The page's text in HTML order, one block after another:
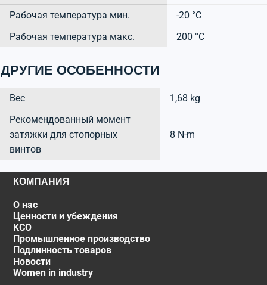
Рабочая температура мин.
-20 °C
Рабочая температура макс.
200 °C
ДРУГИЕ ОСОБЕННОСТИ
Вес
1,68 kg
Рекомендованный момент
затяжки для стопорных
винтов
8 N-m
КОМПАНИЯ
О нас
Ценности и убеждения
KCO
Промышленное производство
Подлинность товаров
Новости
Women in industry